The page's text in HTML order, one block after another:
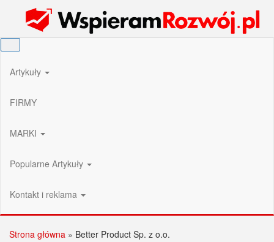
Wspieram Rozwój PL
Artykuły
FIRMY
MARKI
Popularne Artykuły
Kontakt i reklama
Strona główna » Better Product Sp. z o.o.